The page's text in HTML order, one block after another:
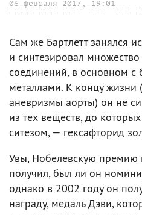
06 февраля 2017, 19:01
Сам же Бартлетт занялся
и синтезировал множество
соединений, в основном с
металлами. К концу жизни
аневризмы аорты) он не
из тех веществ, до
ситезом, — гексафторид
Увы, Нобелевскую премию
получил, был ли он
однако в 2002 году он
награду, медаль Дэви,